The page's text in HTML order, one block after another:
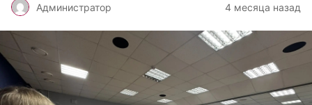
Администратор 4 месяца назад